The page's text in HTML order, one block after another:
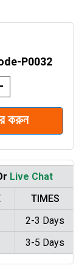
P0032
Live Chat
TIMES
2-3 Days
3-5 Days